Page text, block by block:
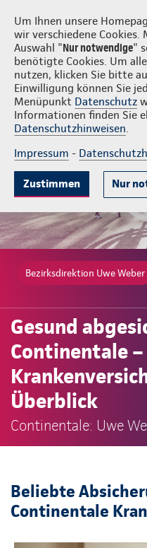
Um Ihnen unsere
wir verschiedene
Auswahl "Nur notwendige"
benötigte Cookies. Um
nutzen, klicken Sie bitte
Einwilligung können Sie
Menüpunkt Datenschutz
Informationen finden Sie
Datenschutzhinweisen.
Impressum -
Zustimmen Nur
Uwe Weber
Beliebte Produkte Weitere
Bezirksdirektion Uwe Weber
Gesund
Continentale –
Überblick
Continentale: Uwe
Beliebte
Continentale